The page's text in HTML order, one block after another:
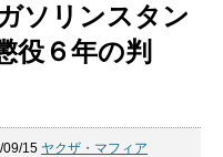
ソリンスタン
役６年の判
09/15 ヤクザ・マフィア